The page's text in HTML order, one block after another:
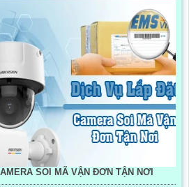
SOI MÃ VẬN ĐƠN TẬN NƠI